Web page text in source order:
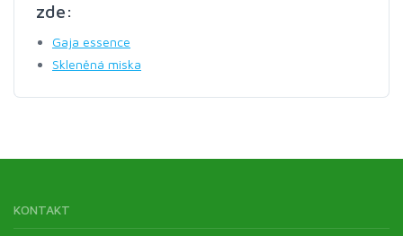
zde:
Gaja essence
Skleněná miska
KONTAKT